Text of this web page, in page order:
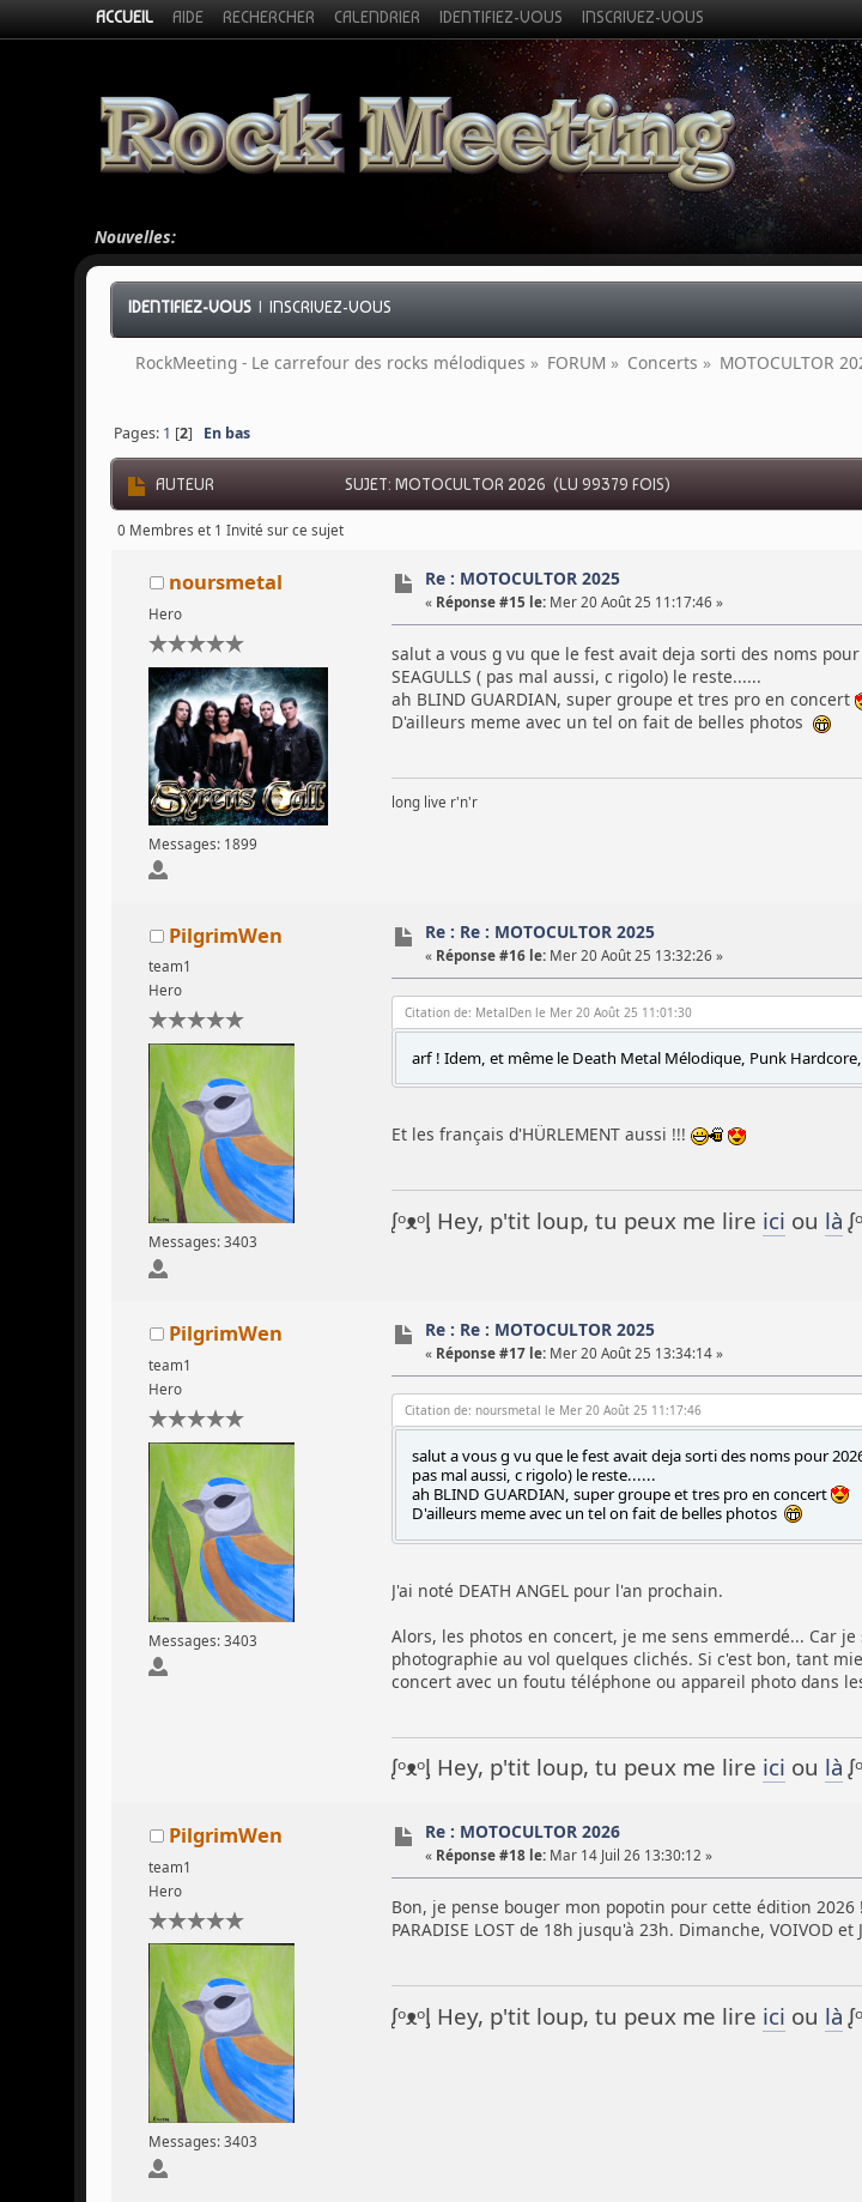
ACCUEIL AIDE RECHERCHER CALENDRIER IDENTIFIEZ-VOUS INSCRIVEZ-VOUS
Nouvelles:
IDENTIFIEZ-VOUS |INSCRIVEZ-VOUS
RockMeeting - Le carrefour des rocks mélodiques » FORUM » Concerts » MOTOCULTOR
Pages: 1 [2] En bas
AUTEUR SUJET: MOTOCULTOR 2026 (LU 99379 FOIS)
0 Membres et 1 Invité sur ce sujet
noursmetal
Hero
Messages: 1899
Re : MOTOCULTOR 2025
« Réponse #15 le: Mer 20 Août 25 11:17:46 »
salut a vous g vu que le fest avait deja sorti des noms pour
SEAGULLS ( pas mal aussi, c rigolo) le reste......
ah BLIND GUARDIAN, super groupe et tres pro en concert
D'ailleurs meme avec un tel on fait de belles photos
long live r'n'r
PilgrimWen
team1
Hero
Messages: 3403
Re : Re : MOTOCULTOR 2025
« Réponse #16 le: Mer 20 Août 25 13:32:26 »
Citation de: MetalDen le Mer 20 Août 25 11:01:30
arf ! Idem, et même le Death Metal Mélodique, Punk
Et les français d'HÜRLEMENT aussi !!!
ᶘᵒᴥᵒᶅ Hey, p'tit loup, tu peux me lire ici ou là
PilgrimWen
team1
Hero
Messages: 3403
Re : Re : MOTOCULTOR 2025
« Réponse #17 le: Mer 20 Août 25 13:34:14 »
Citation de: noursmetal le Mer 20 Août 25 11:17:46
salut a vous g vu que le fest avait deja sorti des noms pour
pas mal aussi, c rigolo) le reste......
ah BLIND GUARDIAN, super groupe et tres pro en concert
D'ailleurs meme avec un tel on fait de belles photos
J'ai noté DEATH ANGEL pour l'an prochain.
Alors, les photos en concert, je me sens emmerdé... Car
photographie au vol quelques clichés. Si c'est bon, tant
concert avec un foutu téléphone ou appareil photo dans
ᶘᵒᴥᵒᶅ Hey, p'tit loup, tu peux me lire ici ou là
PilgrimWen
team1
Hero
Messages: 3403
Re : MOTOCULTOR 2026
« Réponse #18 le: Mar 14 Juil 26 13:30:12 »
Bon, je pense bouger mon popotin pour cette édition 2026 !
PARADISE LOST de 18h jusqu'à 23h. Dimanche, VOIVOD
ᶘᵒᴥᵒᶅ Hey, p'tit loup, tu peux me lire ici ou là